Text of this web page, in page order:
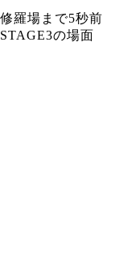
修羅場まで5秒前
STAGE3の場面